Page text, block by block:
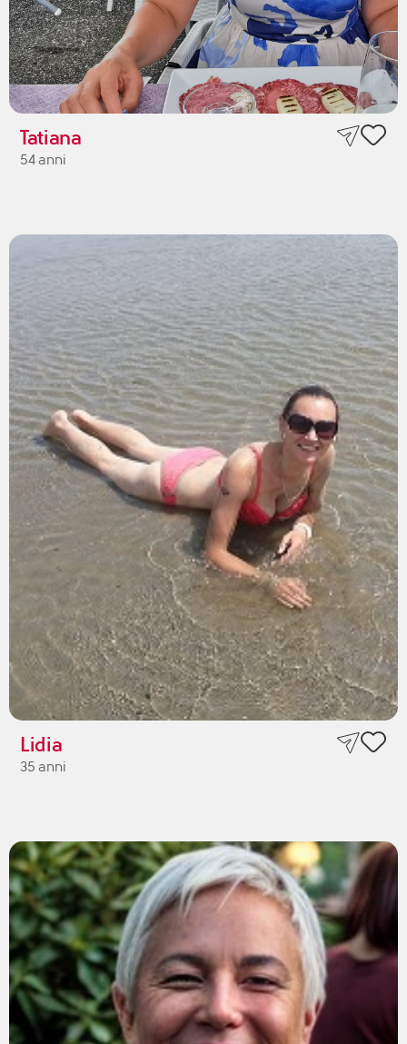
Tatiana
54 anni
Lidia
35 anni